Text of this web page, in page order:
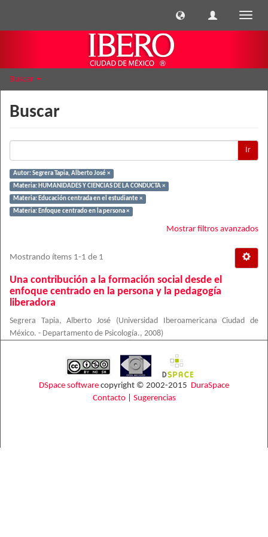
Buscar
Buscar
Ir
Autor: Segrera Tapia, Alberto José ×
Materia: HUMANIDADES Y CIENCIAS DE LA CONDUCTA ×
Materia: Educación centrada en el estudiante ×
Materia: Enfoque centrado en la persona ×
Mostrar filtros avanzados
Mostrando ítems 1-1 de 1
Una contribución a la formación social desde el
enfoque centrado en la persona y la pedagogía
liberadora
Segrera Tapia, Alberto José (Universidad Iberoamericana Ciudad de
México. - Departamento de Psicología., 2008)
DSpace software copyright © 2002-2015 DuraSpace
Contacto| Sugerencias